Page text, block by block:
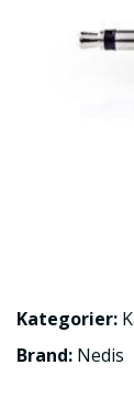
Kategorier:
Brand: Nedis